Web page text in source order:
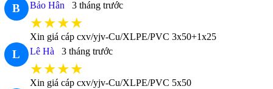
B Bảo Hân 3 tháng trước
★★★★
Xin giá cáp cxv/yjv-Cu/XLPE/PVC 3x50+1x25
L Lê Hà 3 tháng trước
★★★★
Xin giá cáp cxv/yjv-Cu/XLPE/PVC 5x50